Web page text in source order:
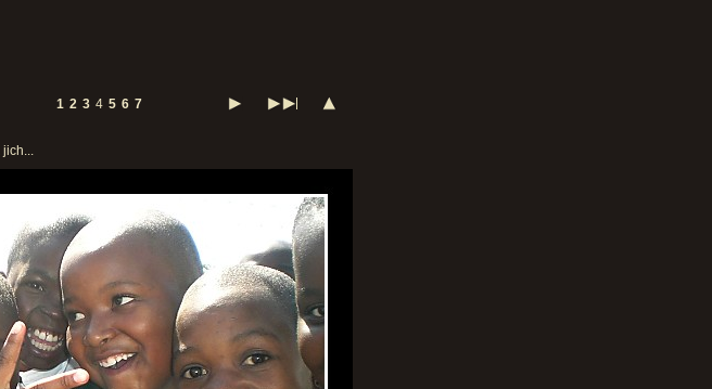
1 2 3 4 5 6 7
jich...